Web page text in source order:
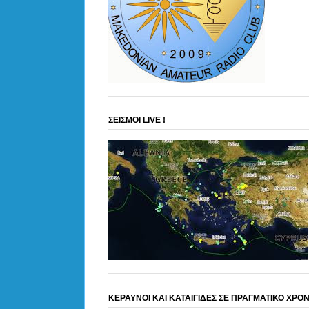
ΣΕΙΣΜΟΙ LIVE !
ΚΕΡΑΥΝΟΙ ΚΑΙ ΚΑΤΑΙΓΙΔΕΣ ΣΕ ΠΡΑΓΜΑΤΙΚΟ